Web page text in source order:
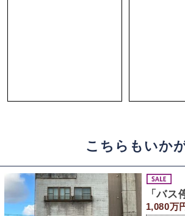
こちらもいか
1,080万